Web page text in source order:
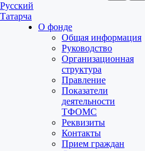
Русский
Татарча
О фонде
Общая информация
Руководство
Организационная
структура
Правление
Показатели
деятельности
ТФОМС
Реквизиты
Контакты
Прием граждан